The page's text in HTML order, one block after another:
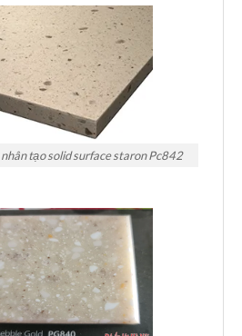
tạo solid surface staron Pc842